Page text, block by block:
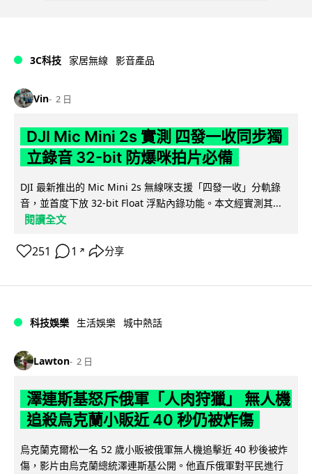
3C科技 家居無線 影音產品
Vin 2 日
DJI Mic Mini 2s 實測 四發一收同步獨
立錄音 32-bit 防爆咪拍片必備
DJI 最新推出的 Mic Mini 2s 無線咪支援「四發一收」分軌錄
音，並首度下放 32-bit Float 浮點內錄功能。本文經實測其...
閱讀全文
251 1 ↗ 分享
科技娛樂 生活娛樂 城中熱話
Lawton 2 日
澤連斯基怒斥俄軍「人肉狩獵」 無人機
追殺烏克蘭小販近 40 秒仍被炸傷
烏克蘭克爾松一名 52 歲小販被俄軍無人機追擊近 40 秒後被炸
傷，影片由烏克蘭總統澤連斯基公開。他直斥俄軍對平民進行